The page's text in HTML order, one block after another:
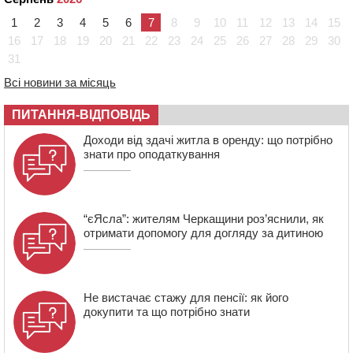
15:30
У Київській області прощаються з полеглим на
фронті жителем Монастирищини
вирізані дерева потерпають від спеки: Бондаренко
1
2 3 4 5 6 7 8 9 10 11 12 13 14
15
16
17 18 19 20 21 22 23 24 25 26 27 28 29
30
31
Всі новини за місяць
ПИТАННЯ-ВІДПОВІДЬ
Доходи від здачі житла в оренду: що потрібно
знати про оподаткування
“єЯсла”: жителям Черкащини роз’яснили, як
отримати допомогу для догляду за дитиною
Не вистачає стажу для пенсії: як його
докупити та що потрібно знати